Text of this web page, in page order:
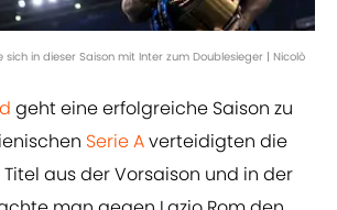
sich in dieser Saison mit Inter zum Doublesieger | Nicolò
geht eine erfolgreiche Saison zu
Serie Averteidigten die
Titel aus der Vorsaison und in der